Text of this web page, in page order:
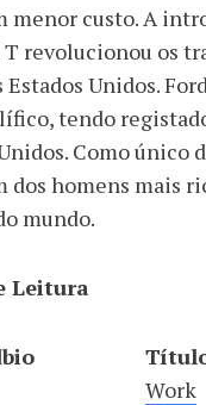
menor custo. A
revolucionou os
Unidos.
tendo
Como único
dos homens mais
mundo.
Leitura
Work